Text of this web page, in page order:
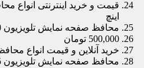
اینچ
محافظ صفحه نمایش تلویزیون 50 اینچ
500,000 تومان
خرید آنلاین و قیمت انواع محافظ
محافظ صفحه نمایش تلویزیون 55 اینچ